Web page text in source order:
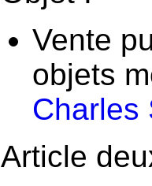
Vente
objets
Charles
Article